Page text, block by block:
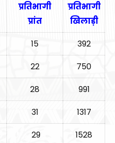
प्रतिभागी
प्रांत
प्रतिभागी
खिलाड़ी
15
392
22
750
28
991
31
1317
29
1528